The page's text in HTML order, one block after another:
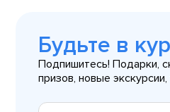
Будьте в
Подпишитесь! Подарки,
призов, новые